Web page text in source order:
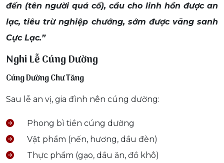
đến (tên người quá cố), cầu cho linh hồn được an
lạc, tiêu trừ nghiệp chướng, sớm được vãng sanh
Cực Lạc.”
Nghi Lễ Cúng Dường
Cúng Dường Chư Tăng
Sau lễ an vị, gia đình nên cúng dường:
Phong bì tiền cúng dường
Vật phẩm (nến, hương, dầu đèn)
Thực phẩm (gạo, dầu ăn, đồ khô)